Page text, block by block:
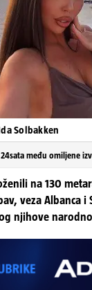
Solbakken
među omiljene
na 130
veza Albanca
njihove